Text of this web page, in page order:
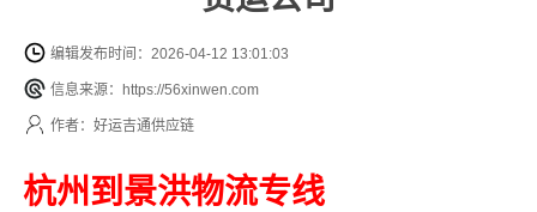
编辑发布时间：2026-04-12 13:01:03
信息来源：https://56xinwen.com
作者：好运吉通供应链
杭州到景洪物流专线